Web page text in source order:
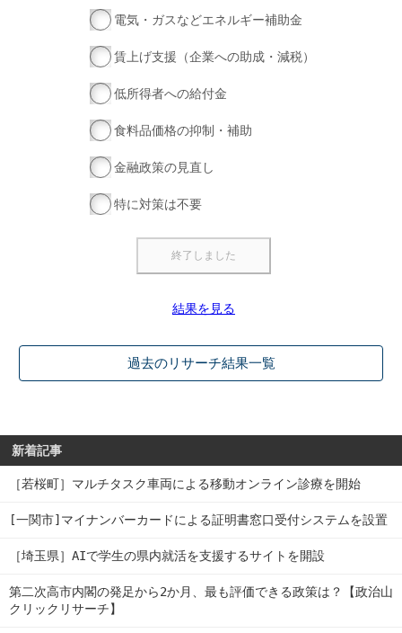
電気・ガスなどエネルギー補助金
賃上げ支援（企業への助成・減税）
低所得者への給付金
食料品価格の抑制・補助
金融政策の見直し
特に対策は不要
結果を見る
過去のリサーチ結果一覧
新着記事
［若桜町］マルチタスク車両による移動オンライン診療を開始
[一関市]マイナンバーカードによる証明書窓口受付システムを設置
［埼玉県］AIで学生の県内就活を支援するサイトを開設
第二次高市内閣の発足から2か月、最も評価できる政策は？【政治山
クリックリサーチ】